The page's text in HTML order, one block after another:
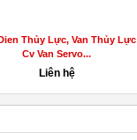
Thủy Lực, Van Thủy Lực
Cv Van Servo...
Liên hệ